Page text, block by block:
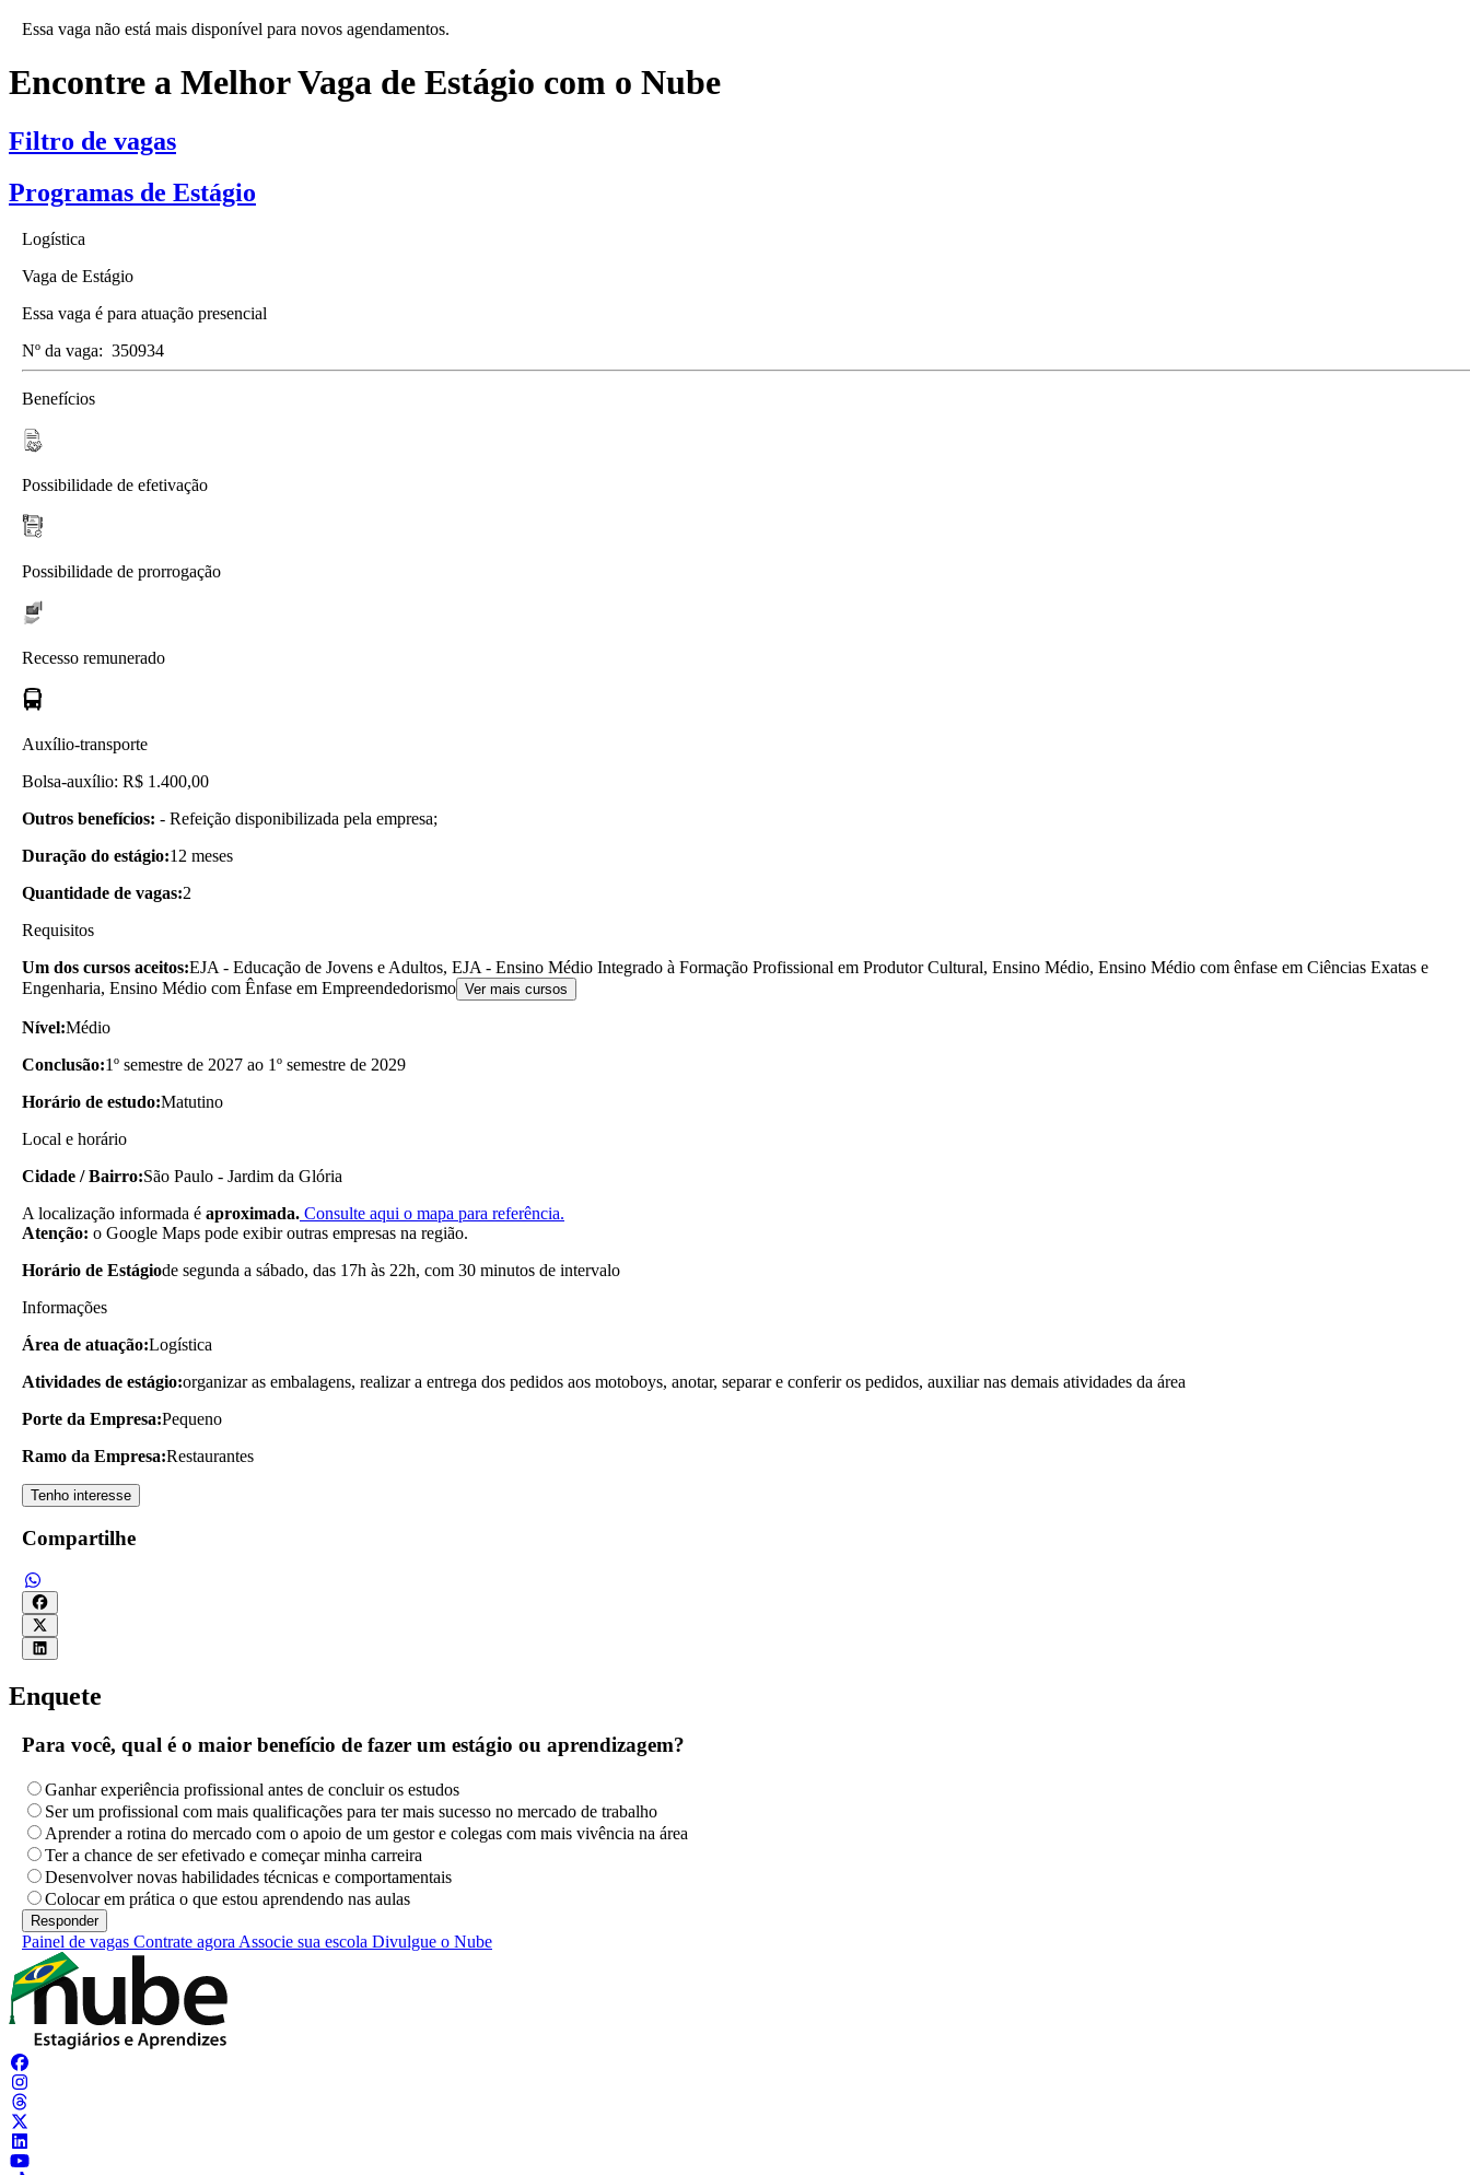
Essa vaga não está mais disponível para novos agendamentos.
Encontre a Melhor Vaga de Estágio com o Nube
Filtro de vagas
Programas de Estágio
Logística
Vaga de Estágio
Essa vaga é para atuação presencial
Nº da vaga: 350934
Benefícios
Possibilidade de efetivação
Possibilidade de prorrogação
Recesso remunerado
Auxílio-transporte
Bolsa-auxílio: R$ 1.400,00
Outros benefícios: - Refeição disponibilizada pela empresa;
Duração do estágio:12 meses
Quantidade de vagas:2
Requisitos
Um dos cursos aceitos:EJA - Educação de Jovens e Adultos, EJA - Ensino Médio Integrado à Formação Profissional em Produtor Cultural, Ensino Médio, Ensino Médio com ênfase em Ciências Exatas e
Engenharia, Ensino Médio com Ênfase em Empreendedorismo Ver mais cursos
Nível:Médio
Conclusão:1º semestre de 2027 ao 1º semestre de 2029
Horário de estudo:Matutino
Local e horário
Cidade / Bairro:São Paulo - Jardim da Glória
A localização informada é aproximada. Consulte aqui o mapa para referência.
Atenção: o Google Maps pode exibir outras empresas na região.
Horário de Estágiode segunda a sábado, das 17h às 22h, com 30 minutos de intervalo
Informações
Área de atuação:Logística
Atividades de estágio:organizar as embalagens, realizar a entrega dos pedidos aos motoboys, anotar, separar e conferir os pedidos, auxiliar nas demais atividades da área
Porte da Empresa:Pequeno
Ramo da Empresa:Restaurantes
Tenho interesse
Compartilhe
Enquete
Para você, qual é o maior benefício de fazer um estágio ou aprendizagem?
Ganhar experiência profissional antes de concluir os estudos
Ser um profissional com mais qualificações para ter mais sucesso no mercado de trabalho
Aprender a rotina do mercado com o apoio de um gestor e colegas com mais vivência na área
Ter a chance de ser efetivado e começar minha carreira
Desenvolver novas habilidades técnicas e comportamentais
Colocar em prática o que estou aprendendo nas aulas
Painel de vagas Contrate agora Associe sua escola Divulgue o Nube